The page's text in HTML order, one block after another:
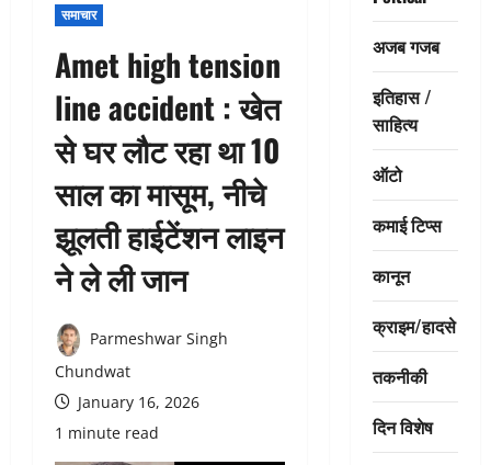
समाचार
Amet high tension
line accident : खेत
से घर लौट रहा था 10
साल का मासूम, नीचे
झूलती हाईटेंशन लाइन
ने ले ली जान
Parmeshwar Singh
Chundwat
January 16, 2026
1 minute read
अजब गजब
इतिहास /
साहित्य
ऑटो
कमाई टिप्स
कानून
क्राइम/हादसे
तकनीकी
दिन विशेष